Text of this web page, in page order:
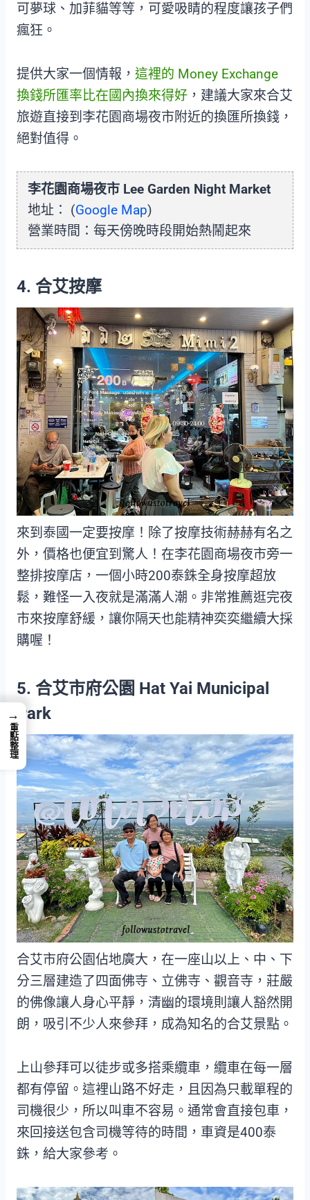
可夢球、加菲貓等等，可愛吸睛的程度讓孩子們
瘋狂。
提供大家一個情報， 這裡的 Money Exchange
換錢所匯率比在國內換來得好 ，建議大家來合艾
旅遊直接到李花園商場夜市附近的換匯所換錢，
絕對值得。
李花園商場夜市 Lee Garden Night Market
地址： (Google Map)
營業時間：每天傍晚時段開始熱鬧起來
4. 合艾按摩
來到泰國一定要按摩！除了按摩技術赫赫有名之
外，價格也便宜到驚人！在李花園商場夜市旁一
整排按摩店，一個小時200泰銖全身按摩超放
鬆，難怪一入夜就是滿滿人潮。非常推薦逛完夜
市來按摩舒緩，讓你隔天也能精神奕奕繼續大採
購喔！
5. 合艾市府公園 Hat Yai Municipal
Park
合艾市府公園佔地廣大，在一座山以上、中、下
分三層建造了四面佛寺、立佛寺、觀音寺，莊嚴
的佛像讓人身心平靜，清幽的環境則讓人豁然開
朗，吸引不少人來參拜，成為知名的合艾景點。
上山參拜可以徒步或多搭乘纜車，纜車在每一層
都有停留。這裡山路不好走，且因為只載單程的
司機很少，所以叫車不容易。通常會直接包車，
來回接送包含司機等待的時間，車資是400泰
銖，給大家參考。
→
重點整理